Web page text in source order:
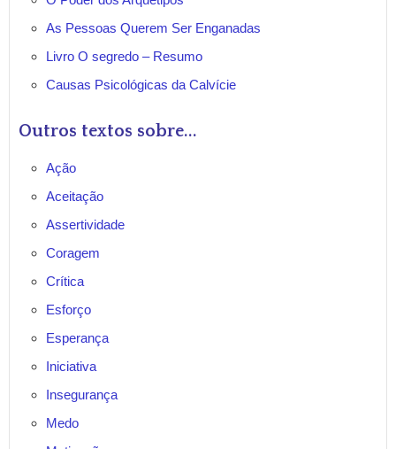
As Pessoas Querem Ser Enganadas
Livro O segredo – Resumo
Causas Psicológicas da Calvície
Outros textos sobre...
Ação
Aceitação
Assertividade
Coragem
Crítica
Esforço
Esperança
Iniciativa
Insegurança
Medo